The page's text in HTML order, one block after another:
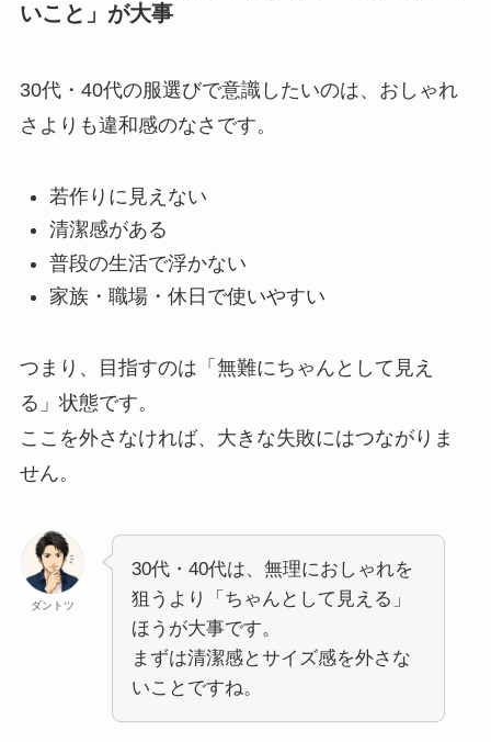
いこと」が大事
30代・40代の服選びで意識したいのは、おしゃれ
さよりも違和感のなさです。
若作りに見えない
清潔感がある
普段の生活で浮かない
家族・職場・休日で使いやすい
つまり、目指すのは「無難にちゃんとして見え
る」状態です。
ここを外さなければ、大きな失敗にはつながりま
せん。
ダントツ
30代・40代は、無理におしゃれを
狙うより「ちゃんとして見える」
ほうが大事です。
まずは清潔感とサイズ感を外さな
いことですね。